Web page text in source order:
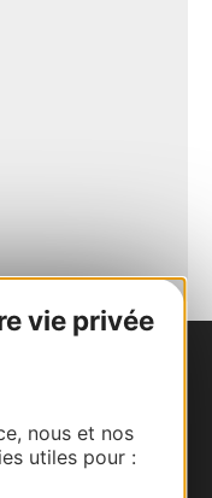
vie privée
nous et nos
utiles pour :